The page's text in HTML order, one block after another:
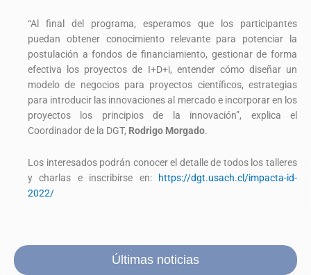
“Al final del programa, esperamos que los participantes
puedan obtener conocimiento relevante para potenciar la
postulación a fondos de financiamiento, gestionar de forma
efectiva los proyectos de I+D+i, entender cómo diseñar un
modelo de negocios para proyectos científicos, estrategias
para introducir las innovaciones al mercado e incorporar en los
proyectos los principios de la innovación”, explica el
Coordinador de la DGT, Rodrigo Morgado.
Los interesados podrán conocer el detalle de todos los talleres
y charlas e inscribirse en:
https://dgt.usach.cl/impacta-id-
2022/
Últimas noticias